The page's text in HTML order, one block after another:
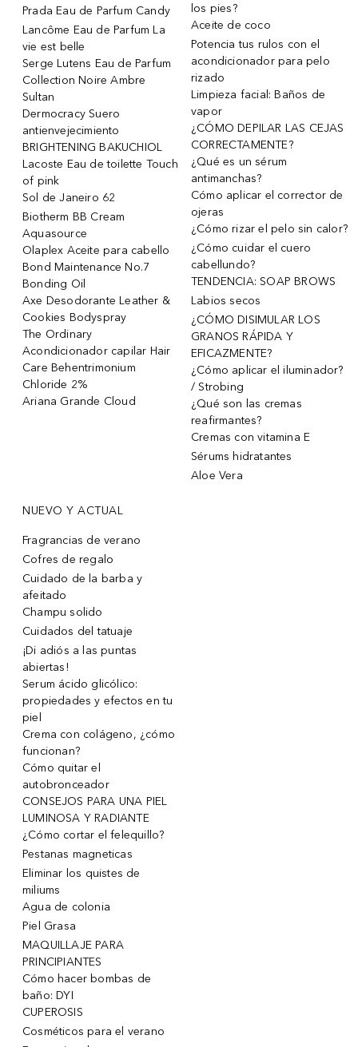
Prada Eau de Parfum Candy
Lancôme Eau de Parfum La
vie est belle
Serge Lutens Eau de Parfum
Collection Noire Ambre
Sultan
Dermocracy Suero
antienvejecimiento
BRIGHTENING BAKUCHIOL
Lacoste Eau de toilette Touch
of pink
Sol de Janeiro 62
Biotherm BB Cream
Aquasource
Olaplex Aceite para cabello
Bond Maintenance No.7
Bonding Oil
Axe Desodorante Leather &
Cookies Bodyspray
The Ordinary
Acondicionador capilar Hair
Care Behentrimonium
Chloride 2%
Ariana Grande Cloud
los pies?
Aceite de coco
Potencia tus rulos con el
acondicionador para pelo
rizado
Limpieza facial: Baños de
vapor
¿CÓMO DEPILAR LAS CEJAS
CORRECTAMENTE?
¿Qué es un sérum
antimanchas?
Cómo aplicar el corrector de
ojeras
¿Cómo rizar el pelo sin calor?
¿Cómo cuidar el cuero
cabellundo?
TENDENCIA: SOAP BROWS
Labios secos
¿CÓMO DISIMULAR LOS
GRANOS RÁPIDA Y
EFICAZMENTE?
¿Cómo aplicar el iluminador?
/ Strobing
¿Qué son las cremas
reafirmantes?
Cremas con vitamina E
Sérums hidratantes
Aloe Vera
NUEVO Y ACTUAL
Fragrancias de verano
Cofres de regalo
Cuidado de la barba y
afeitado
Champu solido
Cuidados del tatuaje
¡Di adiós a las puntas
abiertas!
Serum ácido glicólico:
propiedades y efectos en tu
piel
Crema con colágeno, ¿cómo
funcionan?
Cómo quitar el
autobronceador
CONSEJOS PARA UNA PIEL
LUMINOSA Y RADIANTE
¿Cómo cortar el felequillo?
Pestanas magneticas
Eliminar los quistes de
miliums
Agua de colonia
Piel Grasa
MAQUILLAJE PARA
PRINCIPIANTES
Cómo hacer bombas de
baño: DYI
CUPEROSIS
Cosméticos para el verano